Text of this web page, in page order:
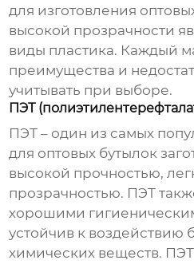
для изготовления
высокой прозрачности
виды пластика. Каждый
преимущества и
учитывать при выборе.
ПЭТ
ПЭТ – один из самых
для оптовых бутылок
высокой прочностью,
прозрачностью. ПЭТ
хорошими
устойчив к воздействию
химических веществ.